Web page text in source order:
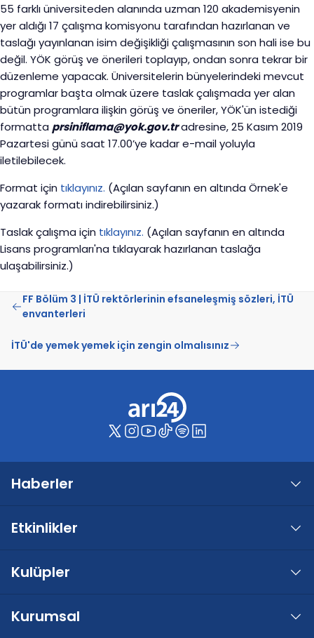
55 farklı üniversiteden alanında uzman 120 akademisyenin
yer aldığı 17 çalışma komisyonu tarafından hazırlanan ve
taslağı yayınlanan isim değişikliği çalışmasının son hali ise bu
değil. YÖK görüş ve önerileri toplayıp, ondan sonra tekrar bir
düzenleme yapacak. Üniversitelerin bünyelerindeki mevcut
programlar başta olmak üzere taslak çalışmada yer alan
bütün programlara ilişkin görüş ve öneriler, YÖK'ün istediği
formatta prsiniflama@yok.gov.tradresine, 25 Kasım 2019
Pazartesi günü saat 17.00’ye kadar e-mail yoluyla
iletilebilecek.
Format için tıklayınız. (Açılan sayfanın en altında Örnek'e
yazarak formatı indirebilirsiniz.)
Taslak çalışma için tıklayınız. (Açılan sayfanın en altında
Lisans programları'na tıklayarak hazırlanan taslağa
ulaşabilirsiniz.)
FF Bölüm 3 | İTÜ rektörlerinin efsaneleşmiş sözleri, İTÜ
envanterleri
İTÜ'de yemek yemek için zengin olmalısınız
Haberler
Etkinlikler
Kulüpler
Kurumsal